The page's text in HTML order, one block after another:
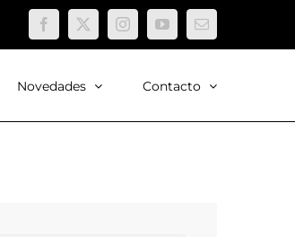
Facebook
X InstagramYouTubeCorreo
electrónico
Novedades Contacto